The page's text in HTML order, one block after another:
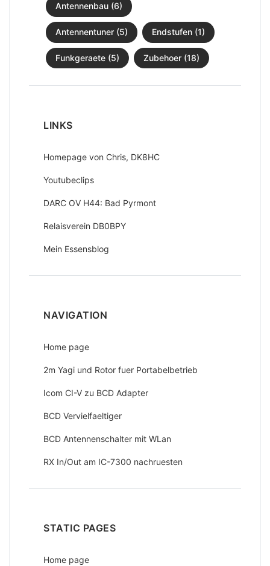
Antennenbau (6)
Antennentuner (5) Endstufen (1)
Funkgeraete (5) Zubehoer (18)
LINKS
Homepage von Chris, DK8HC
Youtubeclips
DARC OV H44: Bad Pyrmont
Relaisverein DB0BPY
Mein Essensblog
NAVIGATION
Home page
2m Yagi und Rotor fuer Portabelbetrieb
Icom CI-V zu BCD Adapter
BCD Vervielfaeltiger
BCD Antennenschalter mit WLan
RX In/Out am IC-7300 nachruesten
STATIC PAGES
Home page